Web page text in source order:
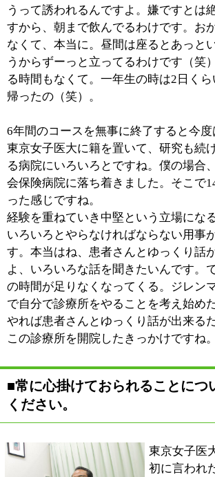
■ご専門の内視鏡検査についてお聞かせくださ
い。
胃内視鏡検査（胃カメラ）は苦しくて大変だっていうイ
メージがあります。確かに一昔前までは堅くて太くてや
る方も大変だったんですが、現在ではスコープが従来の
太さの半分程度の細くて柔らかいものになっていますの
ていると思います。
以前に胃カメラを受けて大変な思いをされたという方は
どうしても苦手というか先入観があるんですよね。やる
前から緊張してしまってるので、ノドが閉まってしまっ
て。そういった方、お口からはどうしてもダメという方
には鼻から入れる内視鏡をお勧めしています。嘔吐感が
ありませんので、「口から入れるより全然、楽でした」
と仰る患者さんも多いんですよ。
■最後に開業医として地域の皆様へメッセージ
をお願いします。
専門医としての話は当然出来なきゃいけないんですけ
ど、専門外のことでもこれはちょっとマズイ、というの
がわからないとダメですね。一番身近なお医者さんとし
て、開業医として最も重要なことです、重大な病気を見
逃すようなことがあってはならないっていうのは。
一般の方の医療に関する知識が豊富になってきていて、
例えばこの症状はこの病気っていう決めつけというか、
イメージが先行している感じを受けています。実際はそ
んな杓子定規なものではなくて、思っていたのとは全然
話して頂けるような「明るくやさしい診療所」を目指し
ています。気になることがあれば、何でも気軽にこちら
に来てお話してくださればと思っています。